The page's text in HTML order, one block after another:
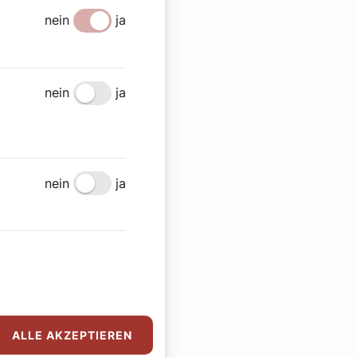
nein
ja
nein ja
nein
ja
ALLE AKZEPTIEREN